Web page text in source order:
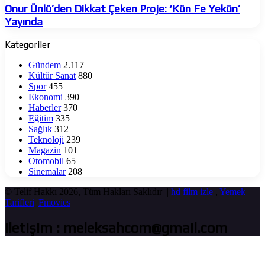
Dikkat
Çeken
Proje:
Fe
Yekün’
Yayında
Onur Ünlü’den Dikkat Çeken Proje: ‘Kün Fe Yekün’
Yayında
Kategoriler
Gündem 2.117
Kültür Sanat 880
Spor 455
Ekonomi 390
Haberler 370
Eğitim 335
Sağlık 312
Teknoloji 239
Magazin 101
Otomobil 65
Sinemalar 208
© Telif Hakkı 2026, Tüm Hakları Saklıdır | hd film izle , Yemek
Tarifleri| Fmovies
iletişim : meleksahcom@gmail.com